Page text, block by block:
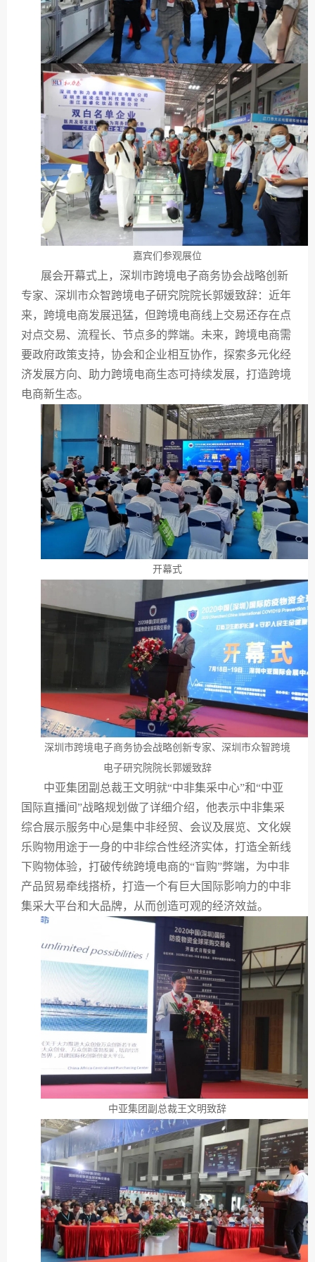
嘉宾们参观展位
展会开幕式上，深圳市跨境电子商务协会战略创新
专家、深圳市众智跨境电子研究院院长郭媛致辞：近年
来，跨境电商发展迅猛，但跨境电商线上交易还存在点
对点交易、流程长、节点多的弊端。未来，跨境电商需
要政府政策支持，协会和企业相互协作，探索多元化经
济发展方向、助力跨境电商生态可持续发展，打造跨境
电商新生态。
开幕式
深圳市跨境电子商务协会战略创新专家、深圳市众智跨境
电子研究院院长郭媛致辞
中亚集团副总裁王文明就“中非集采中心”和“中亚
国际直播间”战略规划做了详细介绍，他表示中非集采
综合展示服务中心是集中非经贸、会议及展览、文化娱
乐购物用途于一身的中非综合性经济实体，打造全新线
下购物体验，打破传统跨境电商的“盲购”弊端，为中非
产品贸易牵线搭桥，打造一个有巨大国际影响力的中非
集采大平台和大品牌，从而创造可观的经济效益。
中亚集团副总裁王文明致辞